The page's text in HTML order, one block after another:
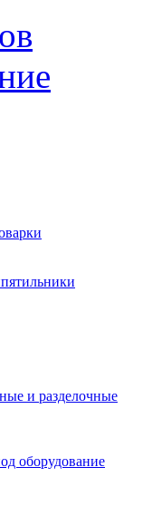
и разделочные
оборудование